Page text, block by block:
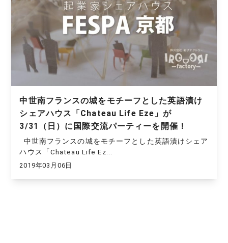
中世南フランスの城をモチーフとした英語漬け
シェアハウス「Chateau Life Eze」が
3/31（日）に国際交流パーティーを開催！
中世南フランスの城をモチーフとした英語漬けシェア
ハウス「Chateau Life Ez...
2019年03月06日